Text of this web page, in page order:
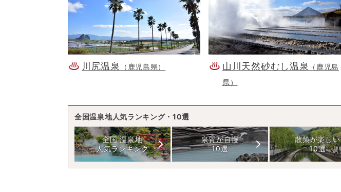
川尻温泉 （鹿児島県） 山川天然砂むし温泉
（鹿児島
県）
全国温泉地人気ランキング・10選
全国 温泉地
人気ランキング
泉質が自慢
10選
散策が楽しい
10選